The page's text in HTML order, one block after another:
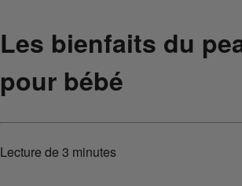
Les bienfaits du
pour bébé
Lecture de 3 minutes